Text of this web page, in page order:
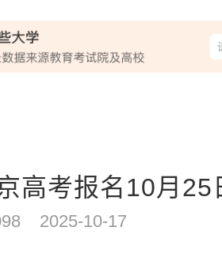
高考报名10月25
2025-10-17